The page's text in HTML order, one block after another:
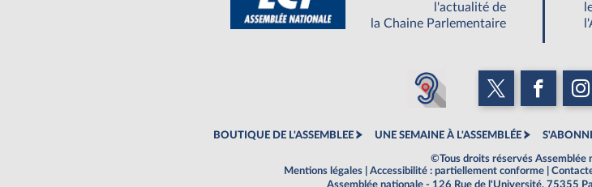
l'actualité de
la Chaine Parlementaire
BOUTIQUE DE L'ASSEMBLEE UNE SEMAINE À L'ASSEMBLÉE
©Tous droits réservés Assemblée
Mentions légales
Accessibilité : partiellement conforme
Assemblée nationale - 126 Rue de l'Université, 75355